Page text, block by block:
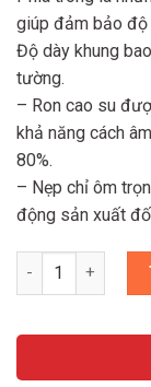
giúp đảm bảo độ
Độ dày khung
tường.
– Ron cao su
khả năng cách
80%.
– Nẹp chỉ ôm
động sản xuất
Cửa Nhựa Gỗ